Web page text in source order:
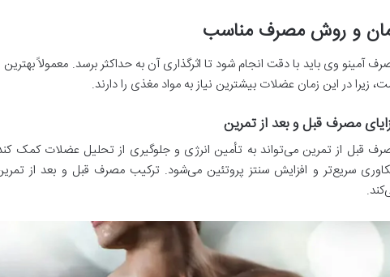
و روش مصرف مناسب
زیرا در این زمان عضلات بیشترین نیاز به مواد مغذی را دارند.
مصرف قبل و بعد از تمرین
قبل از تمرین می‌تواند به تأمین انرژی و جلوگیری از تحلیل عضلات کمک
سریع‌تر و افزایش سنتز پروتئین می‌شود. ترکیب مصرف قبل و بعد از